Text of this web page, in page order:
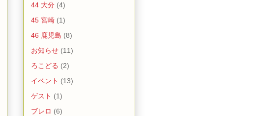
44 大分 (4)
45 宮崎 (1)
46 鹿児島 (8)
お知らせ (11)
ろこどる (2)
イベント (13)
ゲスト (1)
ブレロ (6)